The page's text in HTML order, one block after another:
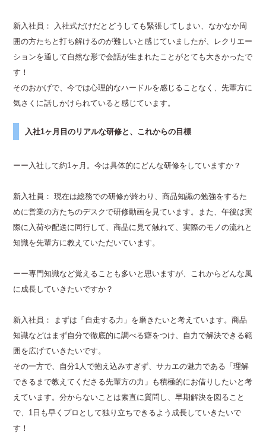
新入社員： 入社式だけだとどうしても緊張してしまい、なかなか周
囲の方たちと打ち解けるのが難しいと感じていましたが、レクリエー
ションを通して自然な形で会話が生まれたことがとても大きかったで
す！
そのおかげで、今では心理的なハードルを感じることなく、先輩方に
気さくに話しかけられていると感じています。
入社1ヶ月目のリアルな研修と、これからの目標
ーー入社して約1ヶ月。今は具体的にどんな研修をしていますか？
新入社員： 現在は総務での研修が終わり、商品知識の勉強をするた
めに営業の方たちのデスクで研修動画を見ています。また、午後は実
際に入荷や配送に同行して、商品に見て触れて、実際のモノの流れと
知識を先輩方に教えていただいています。
ーー専門知識など覚えることも多いと思いますが、これからどんな風
に成長していきたいですか？
新入社員： まずは「自走する力」を磨きたいと考えています。商品
知識などはまず自分で徹底的に調べる癖をつけ、自力で解決できる範
囲を広げていきたいです。
その一方で、自分1人で抱え込みすぎず、サカエの魅力である「理解
できるまで教えてくださる先輩方の力」も積極的にお借りしたいと考
えています。分からないことは素直に質問し、早期解決を図ること
で、1日も早くプロとして独り立ちできるよう成長していきたいで
す！